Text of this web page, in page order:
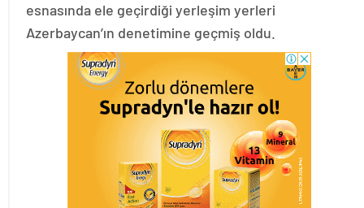
esnasında ele geçirdiği yerleşim yerleri
Azerbaycan’ın denetimine geçmiş oldu.